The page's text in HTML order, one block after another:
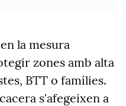
la mesura
zones amb alta
BTT o famílies.
s'afegeixen a